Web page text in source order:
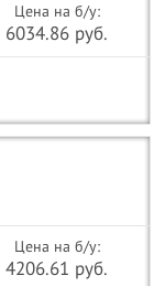
Цена на б/у:
6034.86 руб.
Цена на б/у:
4206.61 руб.